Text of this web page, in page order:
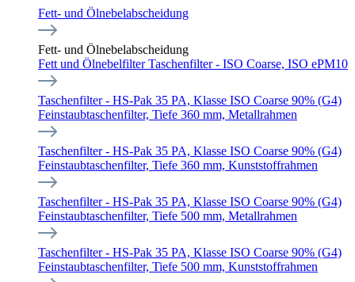
Fett- und Ölnebelabscheidung
Fett- und Ölnebelabscheidung
Fett und Ölnebelfilter Taschenfilter - ISO Coarse, ISO ePM10
Taschenfilter - HS-Pak 35 PA, Klasse ISO Coarse 90% (G4)
Feinstaubtaschenfilter, Tiefe 360 mm, Metallrahmen
Taschenfilter - HS-Pak 35 PA, Klasse ISO Coarse 90% (G4)
Feinstaubtaschenfilter, Tiefe 360 mm, Kunststoffrahmen
Taschenfilter - HS-Pak 35 PA, Klasse ISO Coarse 90% (G4)
Feinstaubtaschenfilter, Tiefe 500 mm, Metallrahmen
Taschenfilter - HS-Pak 35 PA, Klasse ISO Coarse 90% (G4)
Feinstaubtaschenfilter, Tiefe 500 mm, Kunststoffrahmen